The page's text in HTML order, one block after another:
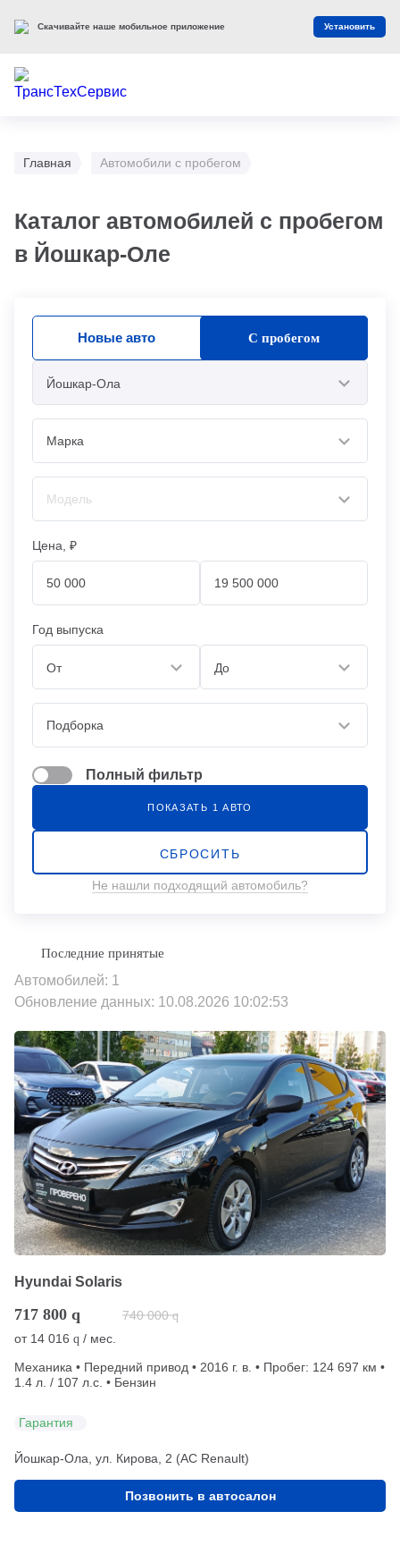
Главная Автомобили с пробегом
Каталог автомобилей с пробегом
в Йошкар-Оле
Новые авто С пробегом
Йошкар-Ола
Цена, ₽
Год выпуска
От До
Полный фильтр
Не нашли подходящий автомобиль?
СБРОСИТЬ
ПОКАЗАТЬ 1 АВТО
Автомобилей: 1
Обновление данных: 10.08.2026 10:02:53
Hyundai Solaris
717 800 q 740 000 q
от 14 016 q / мес.
Механика • Передний привод • 2016 г. в. • Пробег: 124 697 км •
1.4 л. / 107 л.с. • Бензин
Гарантия
Йошкар-Ола, ул. Кирова, 2 (АС Renault)
Позвонить в автосалон
Скачивайте наше мобильное приложение Установить